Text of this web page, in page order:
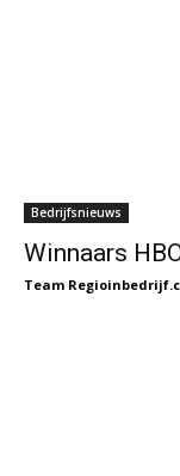
Bedrijfsnieuws
Winnaars
Team